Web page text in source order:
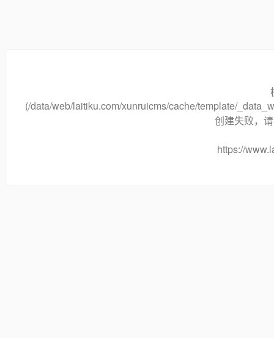
(/data/web/laitiku.com/xunruicms/cache/template/
创建失败，
https://